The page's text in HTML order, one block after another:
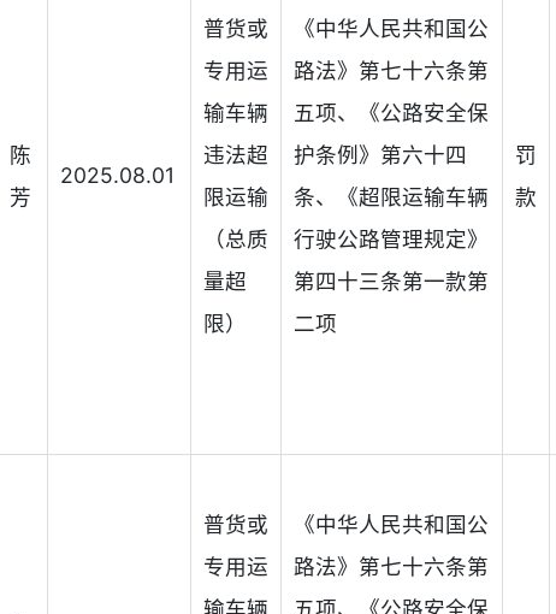
陈
芳
2025.08.01
普货或
专用运
输车辆
违法超
限运输
（总质
量超
限）
《中华人民共和国公
路法》第七十六条第
五项、《公路安全保
护条例》第六十四
条、《超限运输车辆
行驶公路管理规定》
第四十三条第一款第
二项
罚
款
普货或
专用运
输车辆
《中华人民共和国公
路法》第七十六条第
五项、《公路安全保